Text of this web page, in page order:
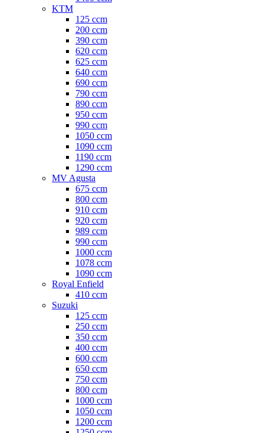
KTM
125 ccm
200 ccm
390 ccm
620 ccm
625 ccm
640 ccm
690 ccm
790 ccm
890 ccm
950 ccm
990 ccm
1050 ccm
1090 ccm
1190 ccm
1290 ccm
MV Agusta
675 ccm
800 ccm
910 ccm
920 ccm
989 ccm
990 ccm
1000 ccm
1078 ccm
1090 ccm
Royal Enfield
410 ccm
Suzuki
125 ccm
250 ccm
350 ccm
400 ccm
600 ccm
650 ccm
750 ccm
800 ccm
1000 ccm
1050 ccm
1200 ccm